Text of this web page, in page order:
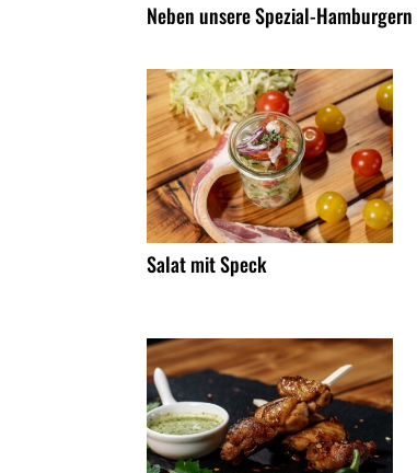
Neben unsere Spezial-
Salat mit Speck